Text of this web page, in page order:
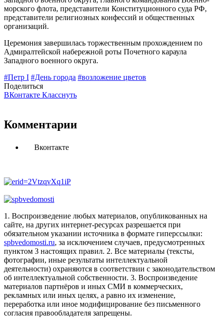
морского флота, представители Конституционного суда РФ,
представители религиозных конфессий и общественных
организаций.
Церемония завершилась торжественным прохождением по
Адмиралтейской набережной роты Почетного караула
Западного военного округа.
#Петр I #День города #возложение цветов
Поделиться
ВКонтакте Класснуть
Комментарии
Вконтакте
1. Воспроизведение любых материалов, опубликованных на
сайте, на других интернет-ресурсах разрешается при
обязательном указании источника в формате гиперссылки:
spbvedomosti.ru, за исключением случаев, предусмотренных
пунктом 3 настоящих правил. 2. Все материалы (тексты,
фотографии, иные результаты интеллектуальной
деятельности) охраняются в соответствии с законодательством
об интеллектуальной собственности. 3. Воспроизведение
материалов партнёров и иных СМИ в коммерческих,
рекламных или иных целях, а равно их изменение,
переработка или иное модифицирование без письменного
согласия правообладателя запрещены.